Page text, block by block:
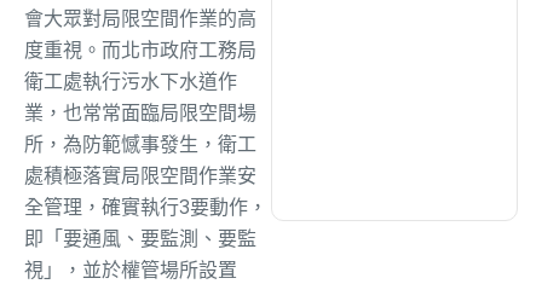
會大眾對局限空間作業的高
度重視。而北市政府工務局
衛工處執行污水下水道作
業，也常常面臨局限空間場
所，為防範憾事發生，衛工
處積極落實局限空間作業安
全管理，確實執行3要動作，
即「要通風、要監測、要監
視」，並於權管場所設置